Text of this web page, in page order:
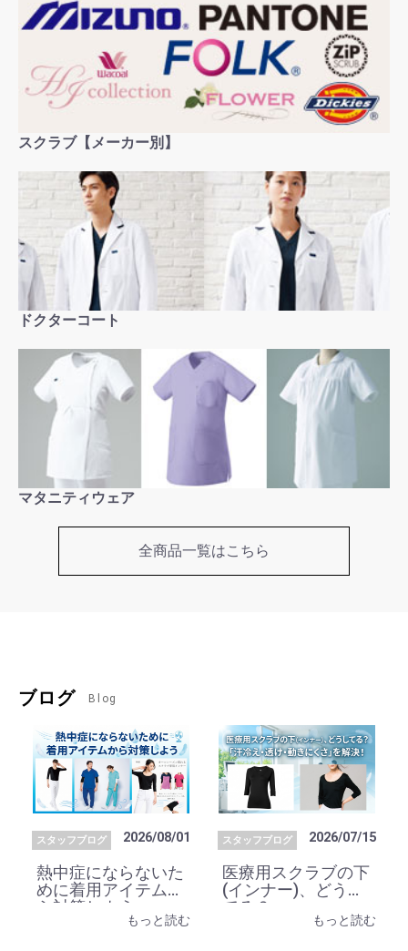
スクラブ【メーカー別】
ドクターコート
マタニティウェア
全商品一覧はこちら
ブログ Blog
スタッフブログ 2026/08/01
熱中症にならないた
めに着用アイテムか
ら対策しよう
もっと読む
スタッフブログ 2026/07/15
医療用スクラブの下
(インナー)、どうし
てる？
もっと読む